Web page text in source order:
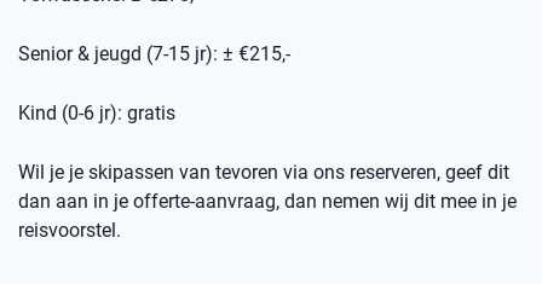
Senior & jeugd (7-15 jr): ± €215,-
Kind (0-6 jr): gratis
Wil je je skipassen van tevoren via ons reserveren, geef dit
dan aan in je offerte-aanvraag, dan nemen wij dit mee in je
reisvoorstel.